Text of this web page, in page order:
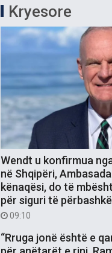
Kryesore
Wendt u konfirmua
në Shqipëri,
kënaqësi, do të
për siguri të
09:10
“Rruga jonë është e